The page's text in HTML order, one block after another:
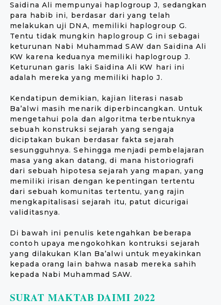
Saidina Ali mempunyai haplogroup J, sedangkan
para habib ini, berdasar dari yang telah
melakukan uji DNA, memiliki haplogroup G.
Tentu tidak mungkin haplogroup G ini sebagai
keturunan Nabi Muhammad SAW dan Saidina Ali
KW karena keduanya memiliki haplogroup J.
Keturunan garis laki Saidina Ali KW hari ini
adalah mereka yang memiliki haplo J.
Kendatipun demikian, kajian literasi nasab
Ba’alwi masih menarik diperbincangkan. Untuk
mengetahui pola dan algoritma terbentuknya
sebuah konstruksi sejarah yang sengaja
diciptakan bukan berdasar fakta sejarah
sesungguhnya. Sehingga menjadi pembelajaran
masa yang akan datang, di mana historiografi
dari sebuah hipotesa sejarah yang mapan, yang
memiliki irisan dengan kepentingan tertentu
dari sebuah komunitas tertentu, yang rajin
mengkapitalisasi sejarah itu, patut dicurigai
validitasnya.
Di bawah ini penulis ketengahkan beberapa
contoh upaya mengokohkan kontruksi sejarah
yang dilakukan Klan Ba’alwi untuk meyakinkan
kepada orang lain bahwa nasab mereka sahih
kepada Nabi Muhammad SAW.
SURAT MAKTAB DAIMI 2022